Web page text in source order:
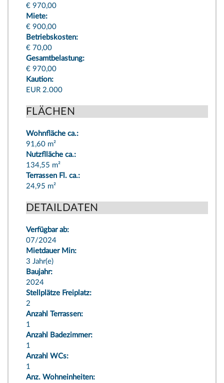
€ 970,00
Miete:
€ 900,00
Betriebskosten:
€ 70,00
Gesamtbelastung:
€ 970,00
Kaution:
EUR 2.000
FLÄCHEN
Wohnfläche ca.:
91,60 m²
Nutzflläche ca.:
134,55 m²
Terrassen Fl. ca.:
24,95 m²
DETAILDATEN
Verfügbar ab:
07/2024
Mietdauer Min:
3 Jahr(e)
Baujahr:
2024
Stellplätze Freiplatz:
2
Anzahl Terrassen:
1
Anzahl Badezimmer:
1
Anzahl WCs:
1
Anz. Wohneinheiten: